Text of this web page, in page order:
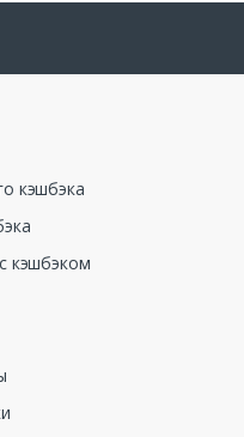
кэшбэка
кэшбэком